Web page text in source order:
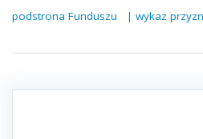
podstrona Funduszu | wykaz